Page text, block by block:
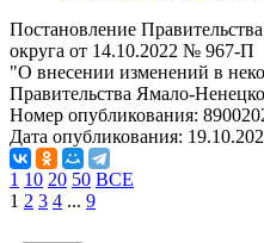
Постановление
округа от 14.10.2022 № 967-П
"О внесении изменений в
Правительства Ямало-
Номер опубликования:
Дата опубликования:
1 10 20 50 ВСЕ
1 2 3 4 ... 9